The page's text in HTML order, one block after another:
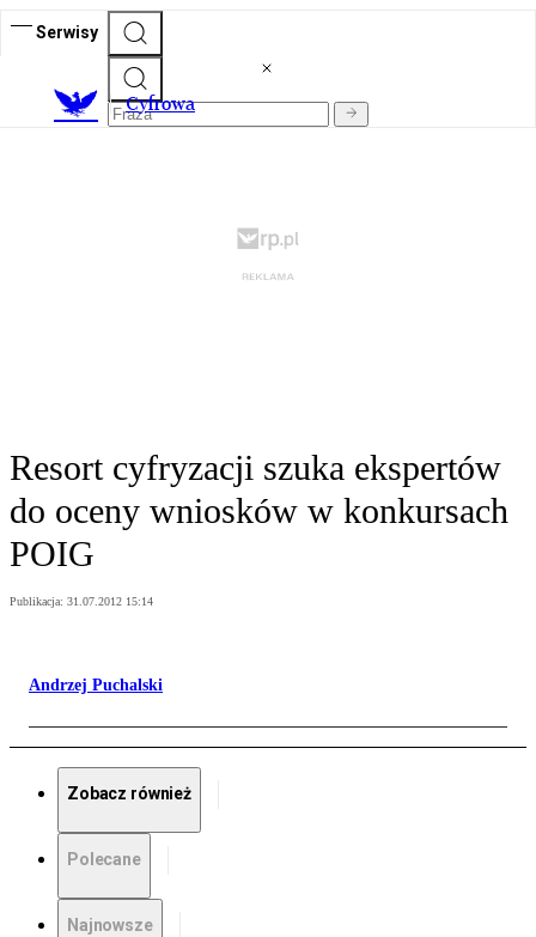
Serwisy
Cyfrowa
Resort cyfryzacji szuka ekspertów
do oceny wniosków w konkursach
POIG
Publikacja: 31.07.2012 15:14
Andrzej Puchalski
Zobacz również
Polecane
Najnowsze